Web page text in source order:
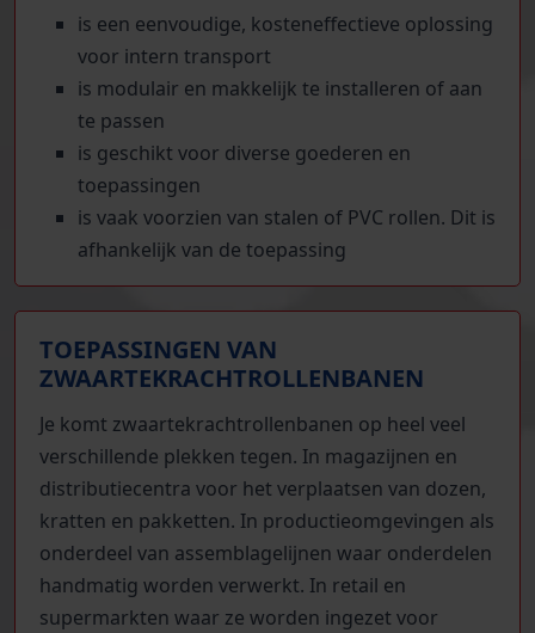
is een eenvoudige, kosteneffectieve oplossing
voor intern transport
is modulair en makkelijk te installeren of aan
te passen
is geschikt voor diverse goederen en
toepassingen
is vaak voorzien van stalen of PVC rollen. Dit is
afhankelijk van de toepassing
TOEPASSINGEN VAN
ZWAARTEKRACHTROLLENBANEN
Je komt zwaartekrachtrollenbanen op heel veel
verschillende plekken tegen. In magazijnen en
distributiecentra voor het verplaatsen van dozen,
kratten en pakketten. In productieomgevingen als
onderdeel van assemblagelijnen waar onderdelen
handmatig worden verwerkt. In retail en
supermarkten waar ze worden ingezet voor